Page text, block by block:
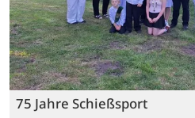
75 Jahre Schießsport